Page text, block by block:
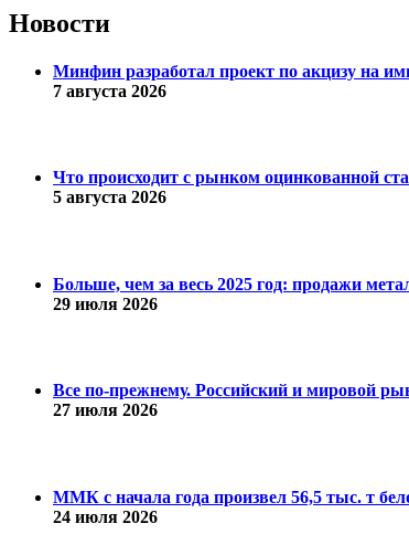
Новости
Минфин разработал проект по акцизу на
7 августа 2026
Что происходит с рынком оцинкованной
5 августа 2026
Больше, чем за весь 2025 год: продажи
29 июля 2026
Все по-прежнему. Российский и мировой
27 июля 2026
ММК с начала года произвел 56,5 тыс. т
24 июля 2026